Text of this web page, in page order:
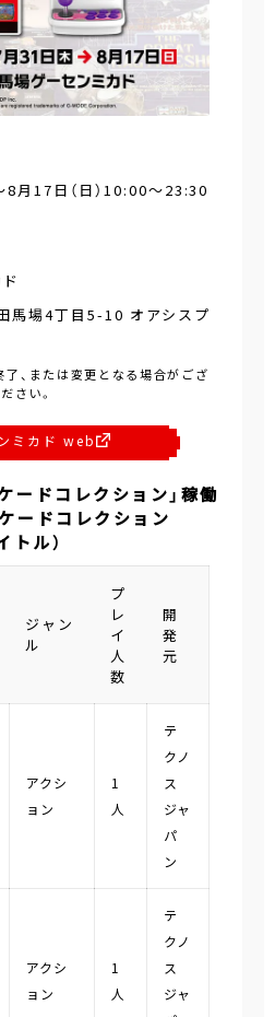
8月17日（日）10:00～23:30
馬場4丁目5-10 オアシスプ
、または変更となる場合がござ
さい。
ミカド web
ードコレクション」稼働
ードコレクション
トル）
ジャン
ル
プ
レ
イ
人
数
開
発
元
アクシ
ョン
1
人
テ
クノ
ス
ジャ
パ
ン
アクシ
ョン
1
人
テ
クノ
ス
ジャ